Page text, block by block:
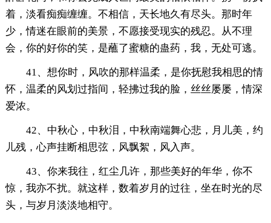
着，淡看痴痴缠缠。不相信，天长地久有尽头。那时年
少，情迷在眼前的美景，不愿接受现实的残忍。从不理
会，你的好你的笑，是蘸了蜜糖的蛊药，我，无处可逃。
41、想你时，风吹的那样温柔，是你抚慰我相思的情
怀，温柔的风划过指间，轻拂过我的脸，丝丝屡屡，情深
爱浓。
42、中秋心，中秋泪，中秋南端舞心悲，月儿美，约
儿残，心声挂断相思弦，风飘絮，风入声。
43、你来我往，红尘几许，那些美好的年华，你不
惊，我亦不扰。就这样，数着岁月的过往，坐在时光的尽
头，与岁月淡淡地相守。